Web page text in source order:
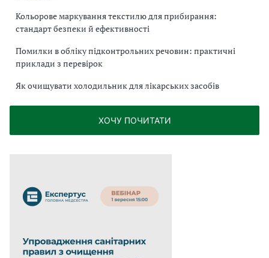
Кольорове маркування текстилю для прибирання:
стандарт безпеки й ефективності
Помилки в обліку підконтрольних речовин: практичні
приклади з перевірок
Як очищувати холодильник для лікарських засобів
ХОЧУ ПОЧИТАТИ